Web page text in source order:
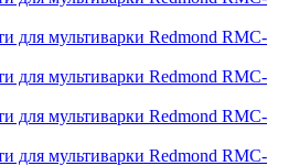
для мультиварки Redmond RMC-
для мультиварки Redmond RMC-
для мультиварки Redmond RMC-
для мультиварки Redmond RMC-